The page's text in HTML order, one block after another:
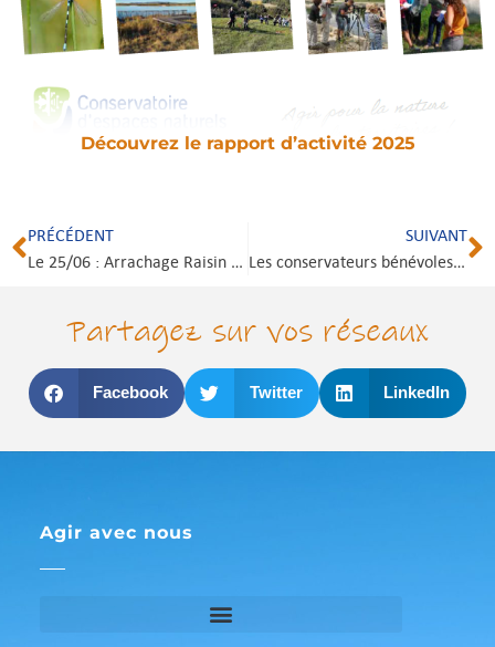
Découvrez le rapport d’activité 2025
PRÉCÉDENT
Le 25/06 : Arrachage Raisin d’Amérique sur le camp de Ger (65)
SUIVANT
Les conservateurs bénévoles à l’honneur
Partagez sur vos réseaux
Facebook Twitter LinkedIn
Agir avec nous